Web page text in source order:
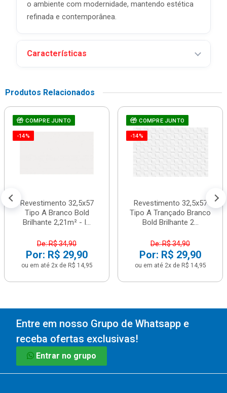
o ambiente com modernidade, mantendo estética
refinada e contemporânea.
Características
Produtos Relacionados
COMPRE JUNTO
-14%
Revestimento 32,5x57
Tipo A Branco Bold
Brilhante 2,21m² - I...
De: R$ 34,90
Por: R$ 29,90
ou em até 2x de R$ 14,95
COMPRE JUNTO
-14%
Revestimento 32,5x57
Tipo A Trançado Branco
Bold Brilhante 2...
De: R$ 34,90
Por: R$ 29,90
ou em até 2x de R$ 14,95
Entre em nosso Grupo de Whatsapp e
receba ofertas exclusivas!
Entrar no grupo